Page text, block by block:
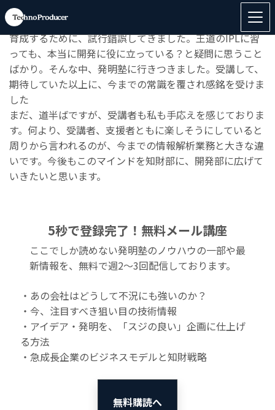
４か月間、お世話になりありがとうございました。
4年ほど前から、役立つ情報解析結果を届ける知財人材を
育成するために、試行錯誤してきました。王道のIPLに習
っても、本当に開発に役に立っている？と疑問に思うこと
ばかり。そんな中、発明塾に行きつきました。受講して、
期待していた以上に、今までの常識を覆され感銘を受けま
した
まだ、道半ばですが、受講者も私も手応えを感じておりま
す。何より、受講者、支援者ともに楽しそうにしていると
周りから言われるのが、今までの情報解析業務と大きな違
いです。今後もこのマインドを知財部に、開発部に広げて
いきたいと思います。
5秒で登録完了！無料メール講座
ここでしか読めない発明塾のノウハウの一部や最
新情報を、無料で週2〜3回配信しております。
・あの会社はどうして不況にも強いのか？
・今、注目すべき狙い目の技術情報
・アイデア・発明を、「スジの良い」企画に仕上げ
る方法
・急成長企業のビジネスモデルと知財戦略
無料購読へ